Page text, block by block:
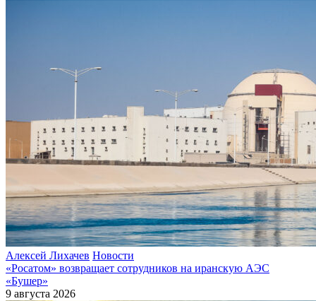
Алексей Лихачев Новости
«Росатом» возвращает сотрудников на иранскую АЭС
«Бушер»
9 августа 2026